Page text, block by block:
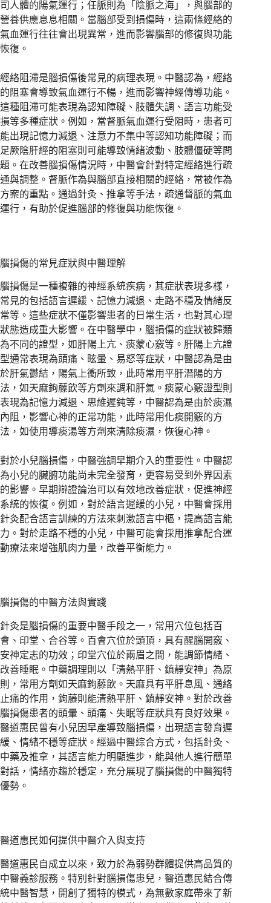
司人體的陽氣運行；任脈則為「陰脈之海」，與腦部的
營養供應息息相關。當腦部受到損傷時，這兩條經絡的
氣血運行往往會出現異常，進而影響腦部的修復與功能
恢復。
經絡阻滯是腦損傷後常見的病理表現。中醫認為，經絡
的阻塞會導致氣血運行不暢，進而影響神經傳導功能。
這種阻滯可能表現為認知障礙、肢體失調、語言功能受
損等多種症狀。例如，當督脈氣血運行受阻時，患者可
能出現記憶力減退、注意力不集中等認知功能障礙；而
足厥陰肝經的阻塞則可能導致情緒波動、肢體僵硬等問
題。在改善腦損傷情況時，中醫會針對特定經絡進行疏
通與調整。督脈作為與腦部直接相關的經絡，常被作為
方案的重點。通過針灸、推拿等手法，疏通督脈的氣血
運行，有助於促進腦部的修復與功能恢復。
腦損傷的常見症狀與中醫理解
腦損傷是一種複雜的神經系統疾病，其症狀表現多樣，
常見的包括語言遲緩、記憶力減退、走路不穩及情緒反
常等。這些症狀不僅影響患者的日常生活，也對其心理
狀態造成重大影響。在中醫學中，腦損傷的症狀被歸類
為不同的證型，如肝陽上亢、痰蒙心竅等。肝陽上亢證
型通常表現為頭痛、眩暈、易怒等症狀，中醫認為是由
於肝氣鬱結，陽氣上衝所致，此時常用平肝潛陽的方
法，如天麻鉤藤飲等方劑來調和肝氣。痰蒙心竅證型則
表現為記憶力減退、思維遲鈍等，中醫認為是由於痰濕
內阻，影響心神的正常功能，此時常用化痰開竅的方
法，如使用導痰湯等方劑來清除痰濕，恢復心神。
對於小兒腦損傷，中醫強調早期介入的重要性。中醫認
為小兒的臟腑功能尚未完全發育，更容易受到外界因素
的影響。早期辯證論治可以有效地改善症狀，促進神經
系統的恢復。例如，對於語言遲緩的小兒，中醫會採用
針灸配合語言訓練的方法來刺激語言中樞，提高語言能
力。對於走路不穩的小兒，中醫可能會採用推拿配合運
動療法來增強肌肉力量，改善平衡能力。
腦損傷的中醫方法與實踐
針灸是腦損傷的重要中醫手段之一，常用穴位包括百
會、印堂、合谷等。百會穴位於頭頂，具有醒腦開竅、
安神定志的功效；印堂穴位於兩眉之間，能調節情緒、
改善睡眠。中藥調理則以「清熱平肝、鎮靜安神」為原
則，常用方劑如天麻鉤藤飲。天麻具有平肝息風、通絡
止痛的作用，鉤藤則能清熱平肝、鎮靜安神。對於改善
腦損傷患者的頭暈、頭痛、失眠等症狀具有良好效果。
醫道惠民曾有小兒因早產導致腦損傷，出現語言發育遲
緩、情緒不穩等症狀。經過中醫綜合方式，包括針灸、
中藥及推拿，其語言能力明顯進步，能與他人進行簡單
對話，情緒亦趨於穩定，充分展現了腦損傷的中醫獨特
優勢。
醫道惠民如何提供中醫介入與支持
醫道惠民自成立以來，致力於為弱勢群體提供高品質的
中醫義診服務。特別針對腦損傷患兒，醫道惠民結合傳
統中醫智慧，開創了獨特的模式，為無數家庭帶來了新